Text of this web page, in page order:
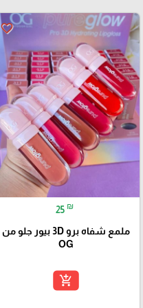
favorite_border
25 ₪
ملمع شفاه برو 3D بيور جلو من
OG
add_shopping_cart